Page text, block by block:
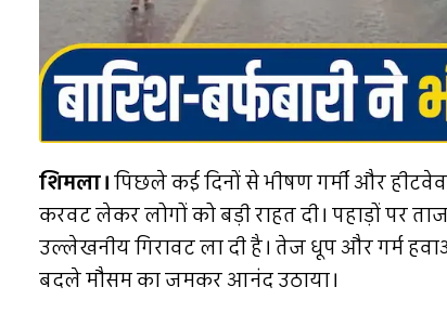
शिमला।पिछले कई दिनों से भीषण गर्मी और
करवट लेकर लोगों को बड़ी राहत दी। पहाड़ों पर
उल्लेखनीय गिरावट ला दी है। तेज धूप और गर्म
बदले मौसम का जमकर आनंद उठाया।